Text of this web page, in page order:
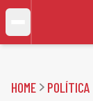
HOME POLÍTICA